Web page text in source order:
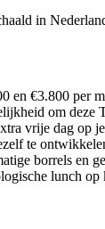
in
en €3.800 per
om deze
vrije dag op
te
borrels en
lunch op